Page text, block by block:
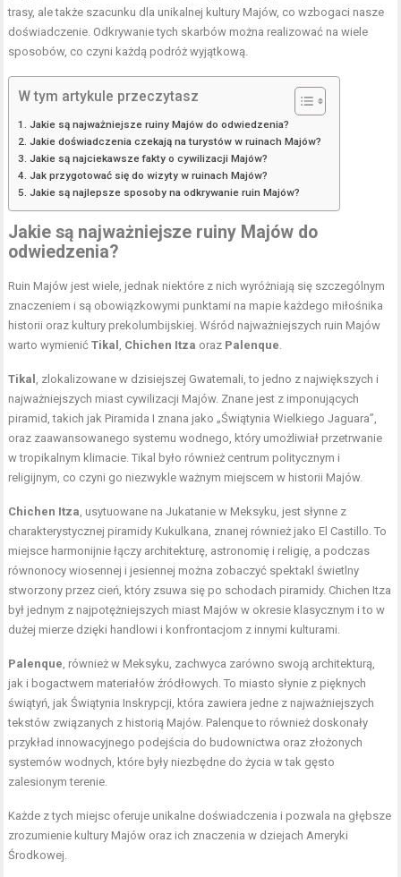
trasy, ale także szacunku dla unikalnej kultury Majów, co wzbogaci nasze
doświadczenie. Odkrywanie tych skarbów można realizować na wiele
sposobów, co czyni każdą podróż wyjątkową.
W tym artykule przeczytasz
Jakie są najważniejsze ruiny Majów do odwiedzenia?
Jakie doświadczenia czekają na turystów w ruinach Majów?
Jakie są najciekawsze fakty o cywilizacji Majów?
Jak przygotować się do wizyty w ruinach Majów?
Jakie są najlepsze sposoby na odkrywanie ruin Majów?
Jakie są najważniejsze ruiny Majów do
odwiedzenia?
Ruin Majów jest wiele, jednak niektóre z nich wyróżniają się szczególnym
znaczeniem i są obowiązkowymi punktami na mapie każdego miłośnika
historii oraz kultury prekolumbijskiej. Wśród najważniejszych ruin Majów
warto wymienićTikal Chichen Itza oraz Palenque
Tikal , zlokalizowane w dzisiejszej Gwatemali, to jedno z największych i
najważniejszych miast cywilizacji Majów. Znane jest z imponujących
piramid, takich jak Piramida I znana jako „Świątynia Wielkiego Jaguara”,
oraz zaawansowanego systemu wodnego, który umożliwiał przetrwanie
w tropikalnym klimacie. Tikal było również centrum politycznym i
religijnym, co czyni go niezwykle ważnym miejscem w historii Majów.
Chichen Itza , usytuowane na Jukatanie w Meksyku, jest słynne z
charakterystycznej piramidy Kukulkana, znanej również jako El Castillo. To
miejsce harmonijnie łączy architekturę, astronomię i religię, a podczas
równonocy wiosennej i jesiennej można zobaczyć spektakl świetlny
stworzony przez cień, który zsuwa się po schodach piramidy. Chichen Itza
był jednym z najpotężniejszych miast Majów w okresie klasycznym i to w
dużej mierze dzięki handlowi i konfrontacjom z innymi kulturami.
Palenque , również w Meksyku, zachwyca zarówno swoją architekturą,
jak i bogactwem materiałów źródłowych. To miasto słynie z pięknych
świątyń, jak Świątynia Inskrypcji, która zawiera jedne z najważniejszych
tekstów związanych z historią Majów. Palenque to również doskonały
przykład innowacyjnego podejścia do budownictwa oraz złożonych
systemów wodnych, które były niezbędne do życia w tak gęsto
zalesionym terenie.
Każde z tych miejsc oferuje unikalne doświadczenia i pozwala na głębsze
zrozumienie kultury Majów oraz ich znaczenia w dziejach Ameryki
Środkowej.